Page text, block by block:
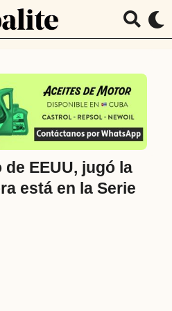
EEUU, jugó la
está en la Serie